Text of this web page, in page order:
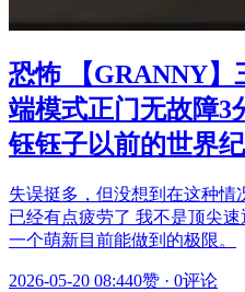
恐怖 【GRANNY】
端模式正门无故障3
钰钰子以前的世界
失误挺多，但没想到在这种情
已经有点疲劳了 我不是顶尖
一个萌新目前能做到的极限。
2026-05-20 08:440赞 · 0评论